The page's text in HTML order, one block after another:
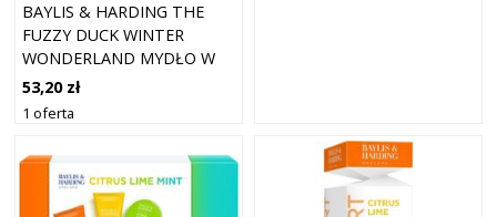
BAYLIS & HARDING THE
FUZZY DUCK WINTER
WONDERLAND MYDŁO W
PŁYNIE DO RĄK ZAPACHY
CRANBERRY 650 ML
53,20 zł
1 oferta